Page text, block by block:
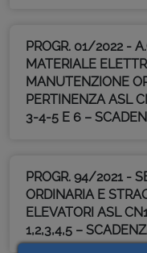
PROGR. 01/2022 -
MATERIALE
MANUTENZIONE
PERTINENZA ASL
3-4-5 E 6 –
PROGR. 94/2021 -
ORDINARIA E
ELEVATORI ASL
1,2,3,4,5 –